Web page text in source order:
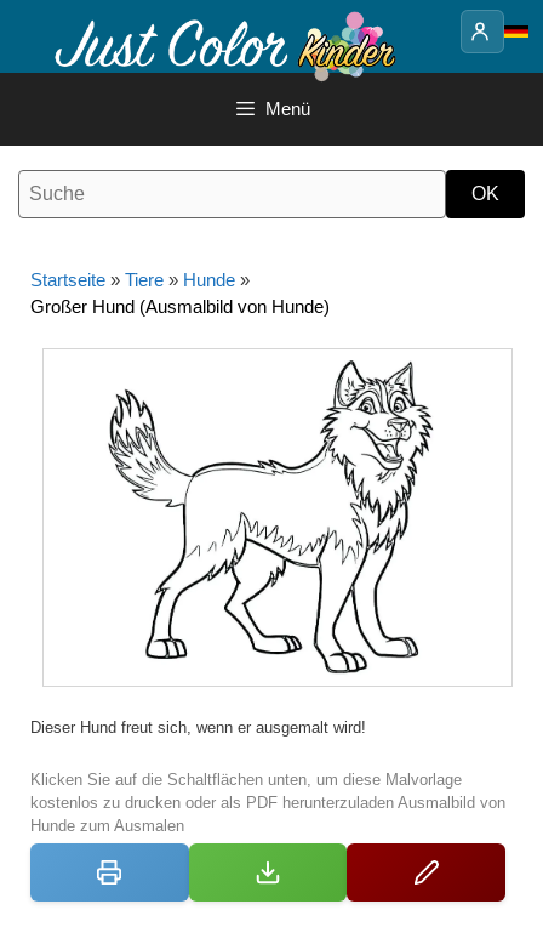
Inhalt
Menü
Startseite » Tiere » Hunde »
Großer Hund (Ausmalbild von Hunde)
Dieser Hund freut sich, wenn er ausgemalt wird!
Klicken Sie auf die Schaltflächen unten, um diese Malvorlage
kostenlos zu drucken oder als PDF herunterzuladen Ausmalbild von
Hunde zum Ausmalen